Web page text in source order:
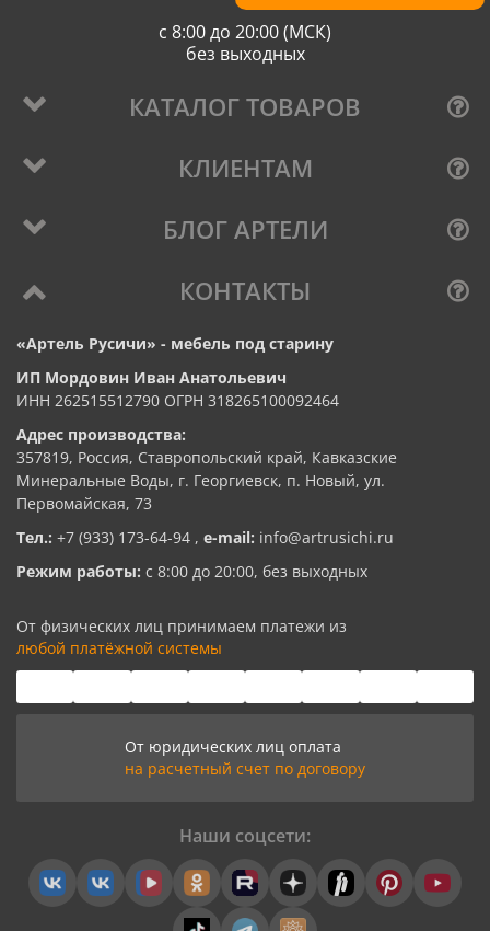
с 8:00 до 20:00 (МСК)
без выходных
КАТАЛОГ ТОВАРОВ
КЛИЕНТАМ
БЛОГ АРТЕЛИ
КОНТАКТЫ
«Артель Русичи» - мебель под старину
ИП Мордовин Иван Анатольевич
ИНН 262515512790 ОГРН 318265100092464
Адрес производства:
357819, Россия, Ставропольский край, Кавказские
Минеральные Воды, г. Георгиевск, п. Новый, ул.
Первомайская, 73
Тел.: +7 (933) 173-64-94 , e-mail: info@artrusichi.ru
Режим работы: с 8:00 до 20:00, без выходных
От физических лиц принимаем платежи из
любой платёжной системы
От юридических лиц оплата
на расчетный счет по договору
Наши соцсети: